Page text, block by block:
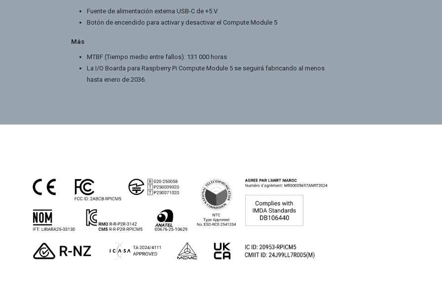
Fuente de alimentación externa USB-C de +5 V
Botón de encendido para activar y desactivar el Compute Module 5
Más
MTBF (Tiempo medio entre fallos): 131 000 horas
La I/O Boarda para Raspberry Pi Compute Module 5 se seguirá fabricando al menos
hasta enero de 2036.